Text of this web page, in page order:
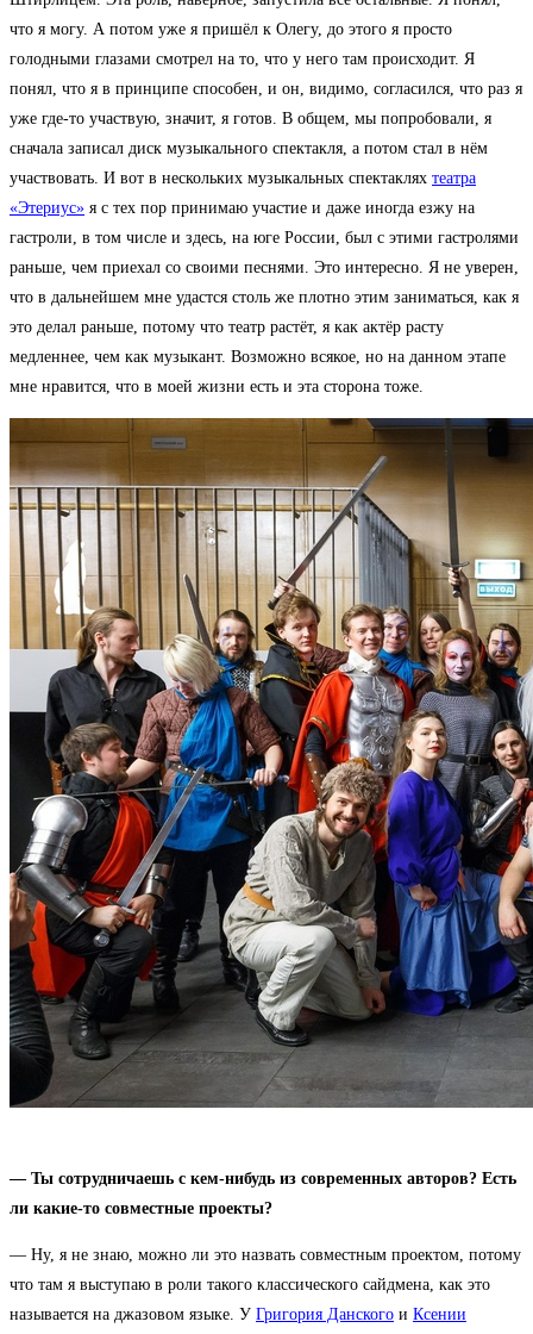
что я могу. А потом уже я пришёл к Олегу, до этого я просто
голодными глазами смотрел на то, что у него там происходит. Я
понял, что я в принципе способен, и он, видимо, согласился, что раз я
уже где-то участвую, значит, я готов. В общем, мы попробовали, я
сначала записал диск музыкального спектакля, а потом стал в нём
участвовать. И вот в нескольких музыкальных спектаклях театра
«Этериус» я с тех пор принимаю участие и даже иногда езжу на
гастроли, в том числе и здесь, на юге России, был с этими гастролями
раньше, чем приехал со своими песнями. Это интересно. Я не уверен,
что в дальнейшем мне удастся столь же плотно этим заниматься, как я
это делал раньше, потому что театр растёт, я как актёр расту
медленнее, чем как музыкант. Возможно всякое, но на данном этапе
мне нравится, что в моей жизни есть и эта сторона тоже.
— Ты сотрудничаешь с кем-нибудь из современных авторов? Есть
ли какие-то совместные проекты?
— Ну, я не знаю, можно ли это назвать совместным проектом, потому
что там я выступаю в роли такого классического сайдмена, как это
называется на джазовом языке. У Григория Данского и Ксении